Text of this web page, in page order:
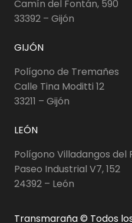
Camín del Fontán, 590
33392 – Gijón
GIJÓN
Polígono de Tremañes
Calle Tina Moditti 12
33211 – Gijón
LEÓN
Polígono Villadangos del
Paseo Industrial V7, 152
24392 – León
Transmaraña © Todos